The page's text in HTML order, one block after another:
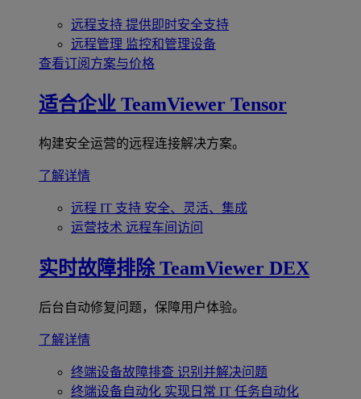
远程支持 提供即时安全支持
远程管理 监控和管理设备
查看订阅方案与价格
适合企业 TeamViewer Tensor
构建安全运营的远程连接解决方案。
了解详情
远程 IT 支持 安全、灵活、集成
运营技术 远程车间访问
实时故障排除 TeamViewer DEX
后台自动修复问题，保障用户体验。
了解详情
终端设备故障排查 识别并解决问题
终端设备自动化 实现日常 IT 任务自动化